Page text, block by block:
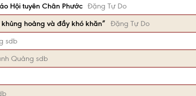
Hội tuyên Chân Phước Đặng Tự Do
hoảng và đầy khó khăn”
Đặng Tự Do
sdb
Quảng sdb